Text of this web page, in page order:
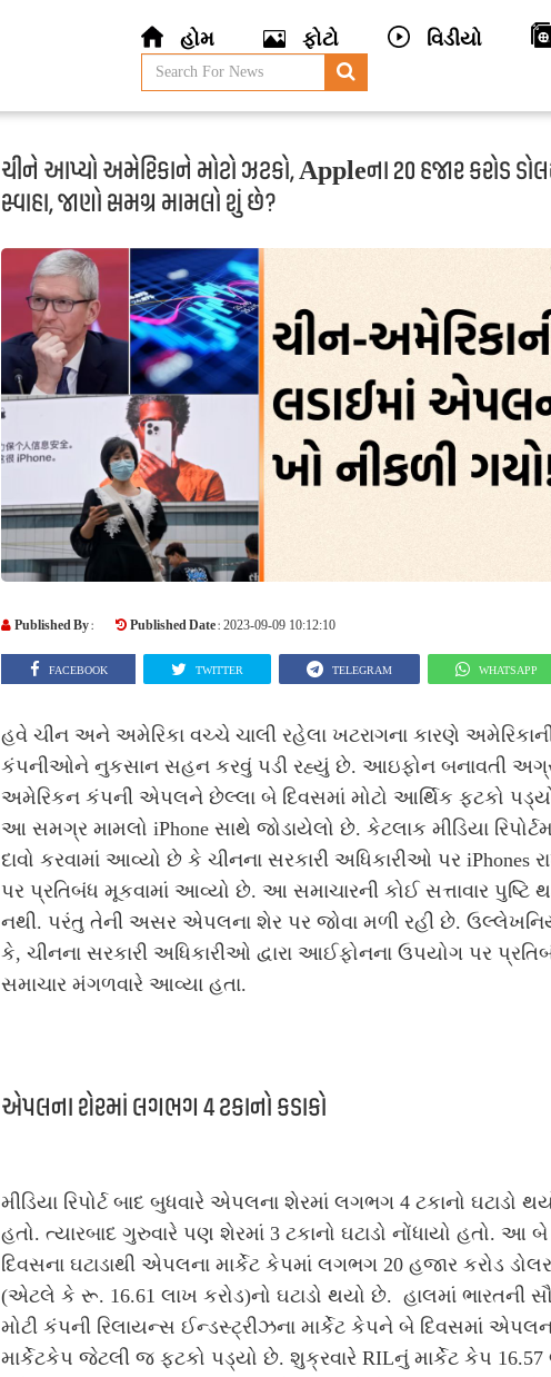
હોમ ફોટો વિડીયો
ચીને આપ્યો અમેરિકાને મોટો ઝટકો, Appleના 20 હજાર કરોડ
સ્વાહા, જાણો સમગ્ર મામલો શું છે?
Published By : Published Date : 2023-09-09 10:12:10
FACEBOOK TWITTER TELEGRAM WHATSAPP
હવે ચીન અને અમેરિકા વચ્ચે ચાલી રહેલા ખટરાગના કારણે
કંપનીઓને નુકસાન સહન કરવું પડી રહ્યું છે. આઇફોન બનાવતી
અમેરિકન કંપની એપલને છેલ્લા બે દિવસમાં મોટો આર્થિક ફટકો
આ સમગ્ર મામલો iPhone સાથે જોડાયેલો છે. કેટલાક મીડિયા
દાવો કરવામાં આવ્યો છે કે ચીનના સરકારી અધિકારીઓ પર iPhones
પર પ્રતિબંધ મૂકવામાં આવ્યો છે. આ સમાચારની કોઈ સત્તાવાર પુષ્ટિ
નથી. પરંતુ તેની અસર એપલના શેર પર જોવા મળી રહી છે.
કે, ચીનના સરકારી અધિકારીઓ દ્વારા આઈફોનના ઉપયોગ પર
સમાચાર મંગળવારે આવ્યા હતા.
એપલના શેરમાં લગભગ 4 ટકાનો કડાકો
મીડિયા રિપોર્ટ બાદ બુધવારે એપલના શેરમાં લગભગ 4 ટકાનો ઘટાડો
હતો. ત્યારબાદ ગુરુવારે પણ શેરમાં 3 ટકાનો ઘટાડો નોંધાયો હતો. આ બે
દિવસના ઘટાડાથી એપલના માર્કેટ કેપમાં લગભગ 20 હજાર કરોડ ડોલર
(એટલે ​​કે રૂ. 16.61 લાખ કરોડ)નો ઘટાડો થયો છે. હાલમાં ભારતની
મોટી કંપની રિલાયન્સ ઈન્ડસ્ટ્રીઝના માર્કેટ કેપને બે દિવસમાં
માર્કેટકેપ જેટલી જ ફટકો પડ્યો છે. શુક્રવારે RILનું માર્કેટ કેપ 16.57